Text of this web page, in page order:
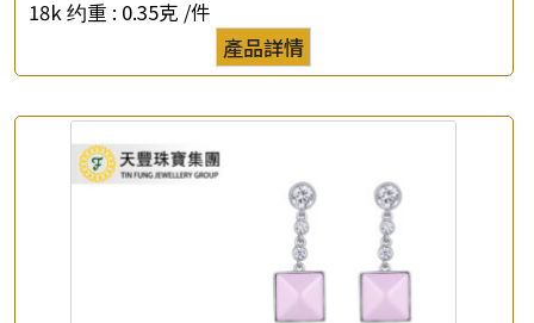
18k 约重 : 0.35克 /件
產品詳情